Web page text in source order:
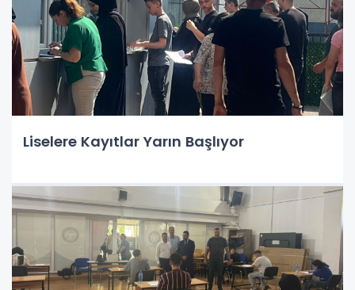
Liselere Kayıtlar Yarın Başlıyor